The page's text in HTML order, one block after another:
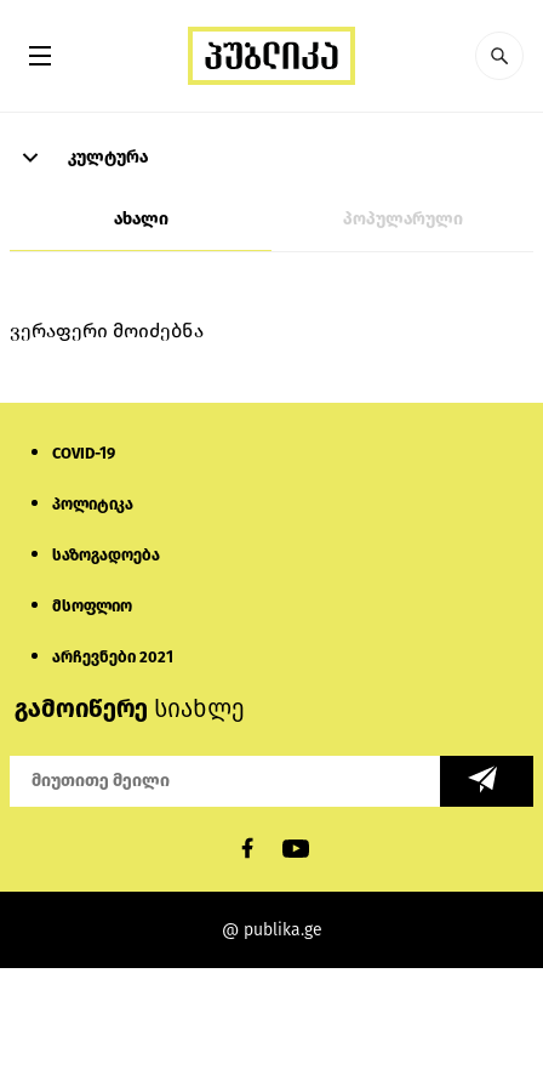
კულტურა
ახალი პოპულარული
ვერაფერი მოიძებნა
COVID-19
პოლიტიკა
საზოგადოება
მსოფლიო
არჩევნები 2021
გამოიწერე სიახლე
@ publika.ge